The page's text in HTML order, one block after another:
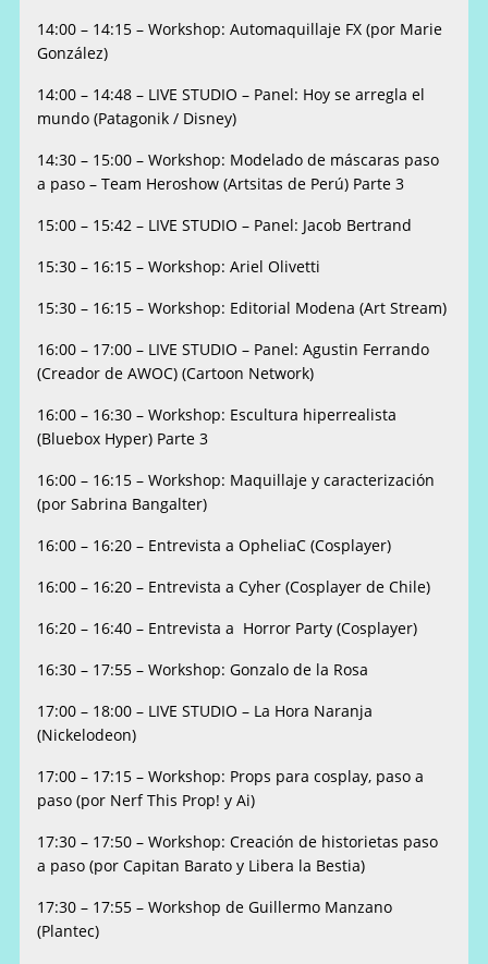
14:00 – 14:15 – Workshop: Automaquillaje FX (por Marie
González)
14:00 – 14:48 – LIVE STUDIO – Panel: Hoy se arregla el
mundo (Patagonik / Disney)
14:30 – 15:00 – Workshop: Modelado de máscaras paso
a paso – Team Heroshow (Artsitas de Perú) Parte 3
15:00 – 15:42 – LIVE STUDIO – Panel: Jacob Bertrand
15:30 – 16:15 – Workshop: Ariel Olivetti
15:30 – 16:15 – Workshop: Editorial Modena (Art Stream)
16:00 – 17:00 – LIVE STUDIO – Panel: Agustin Ferrando
(Creador de AWOC) (Cartoon Network)
16:00 – 16:30 – Workshop: Escultura hiperrealista
(Bluebox Hyper) Parte 3
16:00 – 16:15 – Workshop: Maquillaje y caracterización
(por Sabrina Bangalter)
16:00 – 16:20 – Entrevista a OpheliaC (Cosplayer)
16:00 – 16:20 – Entrevista a Cyher (Cosplayer de Chile)
16:20 – 16:40 – Entrevista a Horror Party (Cosplayer)
16:30 – 17:55 – Workshop: Gonzalo de la Rosa
17:00 – 18:00 – LIVE STUDIO – La Hora Naranja
(Nickelodeon)
17:00 – 17:15 – Workshop: Props para cosplay, paso a
paso (por Nerf This Prop! y Ai)
17:30 – 17:50 – Workshop: Creación de historietas paso
a paso (por Capitan Barato y Libera la Bestia)
17:30 – 17:55 – Workshop de Guillermo Manzano
(Plantec)